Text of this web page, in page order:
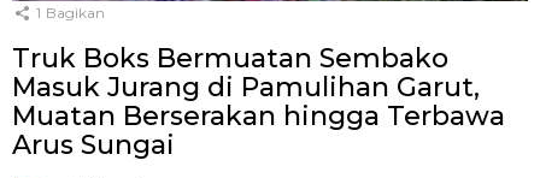
1 Bagikan
Truk Boks Bermuatan Sembako
Masuk Jurang di Pamulihan Garut,
Muatan Berserakan hingga Terbawa
Arus Sungai